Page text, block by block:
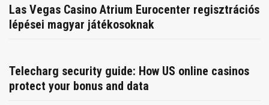
Las Vegas Casino Atrium Eurocenter regisztrációs
lépései magyar játékosoknak
Telecharg security guide: How US online casinos
protect your bonus and data